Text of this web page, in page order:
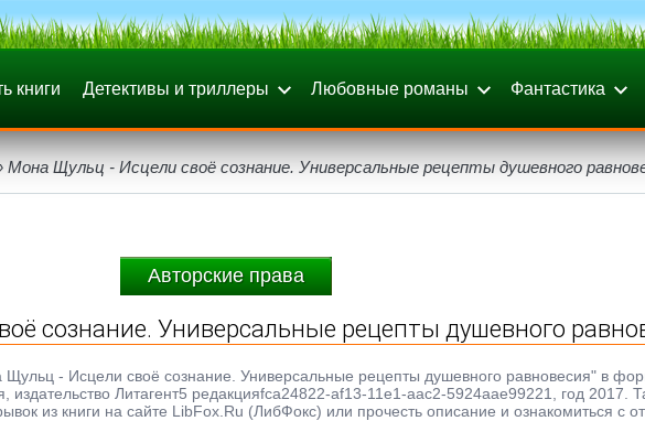
книги Детективы и триллеры Любовные романы Фантастика
Мона Щульц - Исцели своё сознание. Универсальные рецепты душевного
Авторские права
сознание. Универсальные рецепты душевного
Щульц - Исцели своё сознание. Универсальные рецепты душевного равновесия" в
Литагент5 редакцияfca24822-af13-11e1-aac2-5924aae99221, год 2017.
из книги на сайте LibFox.Ru (ЛибФокс) или прочесть описание и ознакомиться с